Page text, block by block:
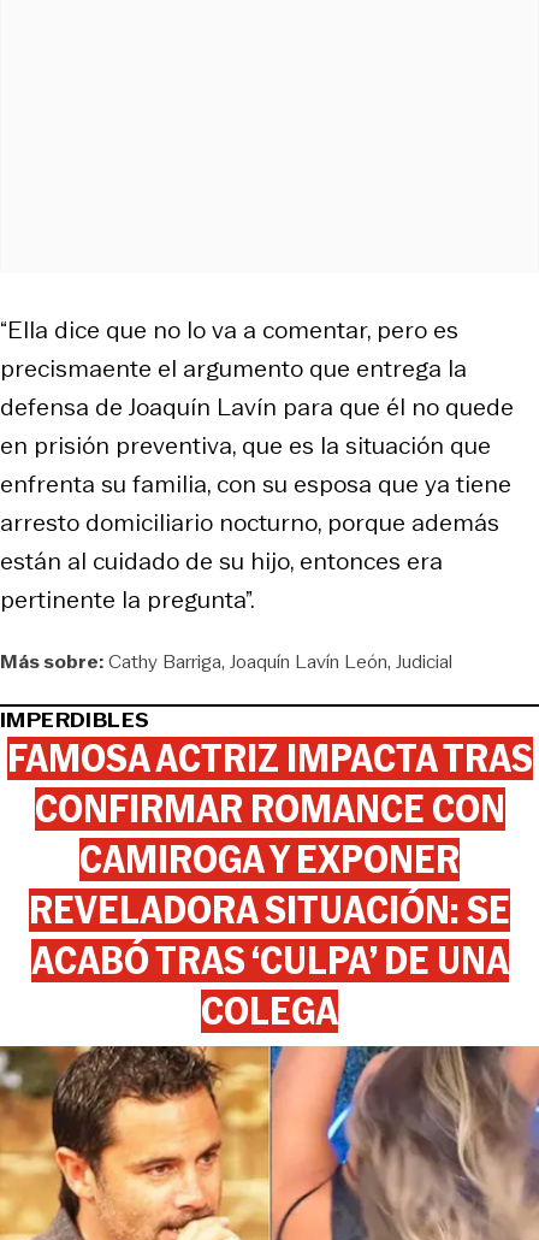
“Ella dice que no lo va a comentar, pero es
precismaente el argumento que entrega la
defensa de Joaquín Lavín para que él no quede
en prisión preventiva, que es la situación que
enfrenta su familia, con su esposa que ya tiene
arresto domiciliario nocturno, porque además
están al cuidado de su hijo, entonces era
pertinente la pregunta”.
Más sobre:Cathy Barriga Joaquín Lavín León Judicial
IMPERDIBLES
FAMOSA ACTRIZ IMPACTA TRAS
CONFIRMAR ROMANCE CON
CAMIROGA Y EXPONER
REVELADORA SITUACIÓN: SE
ACABÓ TRAS ‘CULPA’ DE UNA
COLEGA